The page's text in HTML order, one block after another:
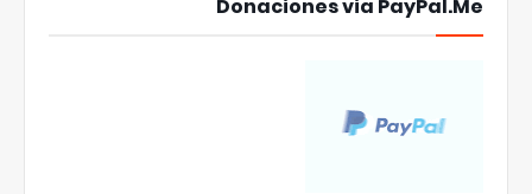
Donaciones via PayPal.Me